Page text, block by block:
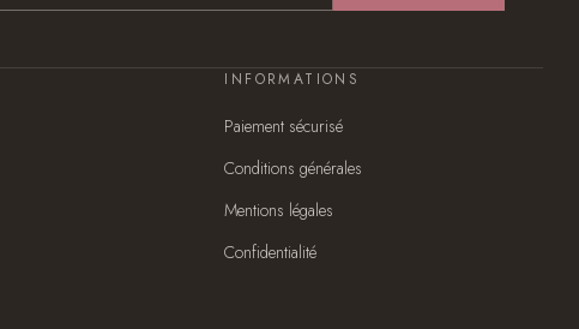
INFORMATIONS
Paiement sécurisé
Conditions générales
Mentions légales
Confidentialité